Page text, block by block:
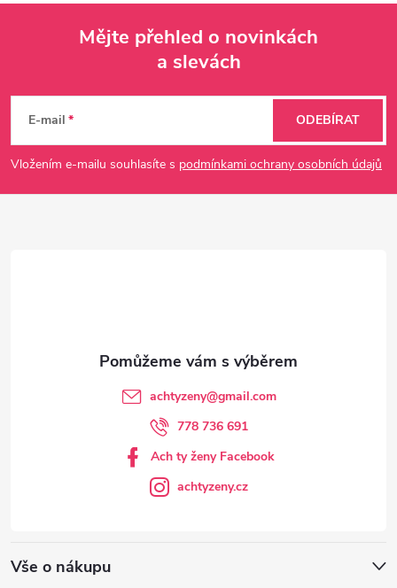
p
Mějte přehled o novinkách
a slevách
E-mail
Vložením e-mailu souhlasíte s podmínkami ochrany osobních údajů
ODEBÍRAT
Vše o nákupu
achtyzeny@gmail.com
778 736 691
Ach ty ženy Facebook
achtyzeny.cz